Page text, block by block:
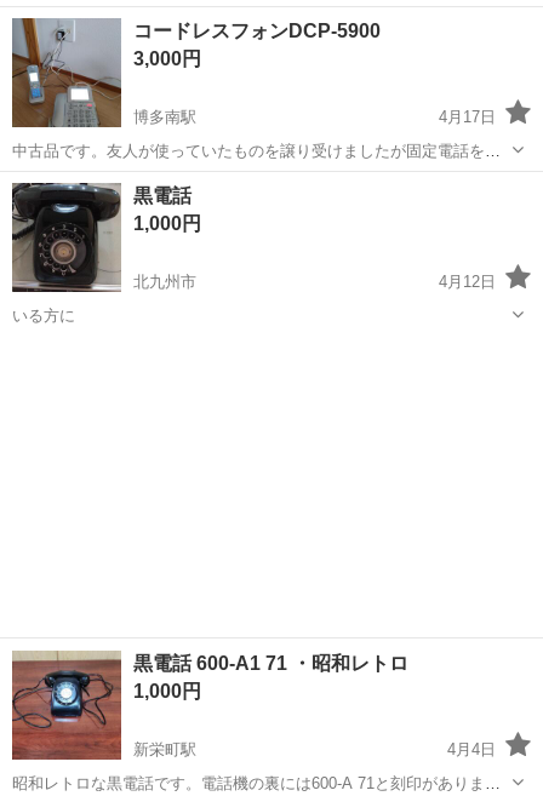
入れただけでそのまま保管。初期化しています。もちろんきれいで
す。もともと電話機を使ってるかたで、そろそろ変えようかと思う方
には、最適です。 https...
福岡 福岡市 電話、ＦＡＸ パイオニア
コードレスフォンDCP-5900
3,000円
博多南駅
4月17日
中古品です。友人が使っていたものを譲り受けましたが固定電話を使
うのを諦めたので、良かったら、ご購入ください。通電確認だけをし
てます。子機も充電中のあと、時間、音量の画面になりますし、大丈
夫かな、とは思いますが、通電確認しかで...
福岡 福岡市 博多南駅
黒電話
1,000円
北九州市
4月12日
いる方に
黒電話 600-A1 71 ・昭和レトロ
1,000円
新栄町駅
4月4日
昭和レトロな黒電話です。電話機の裏には600-A 71と刻印がありま